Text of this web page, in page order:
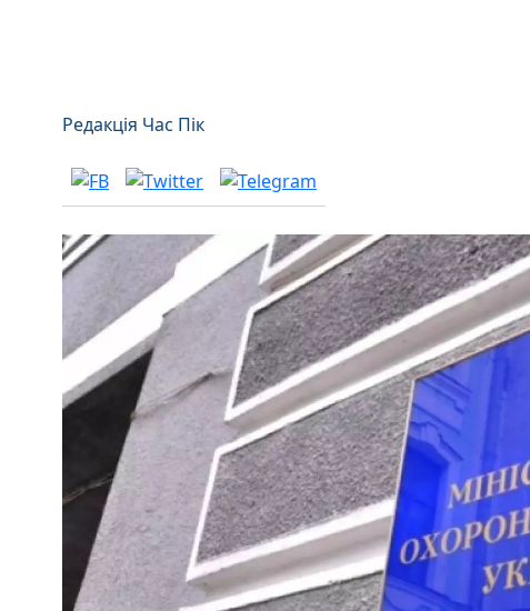
Редакція Час Пік